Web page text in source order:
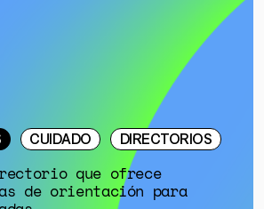
CUIDADO DIRECTORIOS
que ofrece
de orientación para